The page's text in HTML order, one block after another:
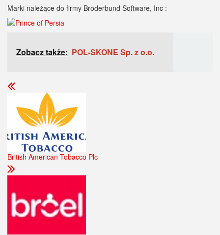
Marki należące do firmy Broderbund Software, Inc :
Zobacz także: POL-SKONE Sp. z o.o.
British American Tobacco Plc